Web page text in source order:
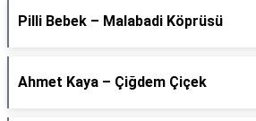
Pilli Bebek – Malabadi Köprüsü
Ahmet Kaya – Çiğdem Çiçek